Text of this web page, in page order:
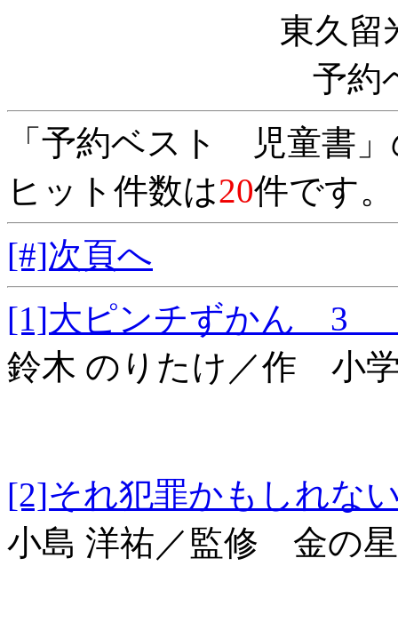
東久留
予約
「予約ベスト 児童書
ヒット件数は20件です
[#]次頁へ
[1]大ピンチずか
鈴木 のりたけ／作 小
[2]それ犯罪かもし
小島 洋祐／監修 金の